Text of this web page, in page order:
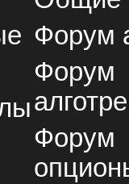
Форум
Форум
Форум